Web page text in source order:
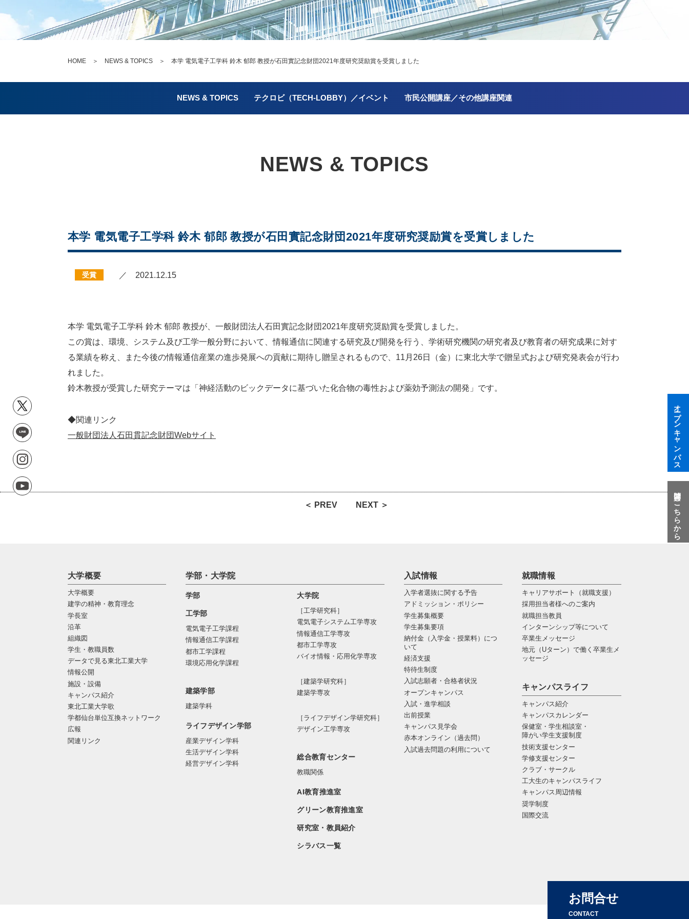
HOME ＞ NEWS & TOPICS ＞ 本学 電気電子工学科 鈴木 郁郎 教授が石田實記念財団2021年度研究奨励賞を受賞しました
NEWS & TOPICS テクロビ（TECH-LOBBY）／イベント 市民公開講座／その他講座関連
NEWS & TOPICS
本学 電気電子工学科 鈴木 郁郎 教授が石田實記念財団2021年度研究奨励賞を受賞しました
受賞 ／ 2021.12.15
本学 電気電子工学科 鈴木 郁郎 教授が、一般財団法人石田實記念財団2021年度研究奨励賞を受賞しました。
この賞は、環境、システム及び工学一般分野において、情報通信に関連する研究及び開発を行う、学術研究機関の研究者及び教育者の研究成果に対す
る業績を称え、また今後の情報通信産業の進歩発展への貢献に期待し贈呈されるもので、11月26日（金）に東北大学で贈呈式および研究発表会が行わ
れました。
鈴木教授が受賞した研究テーマは「神経活動のビックデータに基づいた化合物の毒性および薬効予測法の開発」です。
◆関連リンク
一般財団法人石田貫記念財団Webサイト
＜ PREV NEXT ＞
大学概要
大学概要
建学の精神・教育理念
学長室
沿革
組織図
学生・教職員数
データで見る東北工業大学
情報公開
施設・設備
キャンパス紹介
東北工業大学歌
学都仙台単位互換ネットワーク
広報
関連リンク
学部・大学院
学部
工学部
電気電子工学課程
情報通信工学課程
都市工学課程
環境応用化学課程
建築学部
建築学科
ライフデザイン学部
産業デザイン学科
生活デザイン学科
経営デザイン学科
大学院
［工学研究科］
電気電⼦システム⼯学専攻
情報通信⼯学専攻
都市⼯学専攻
バイオ情報・応⽤化学専攻
［建築学研究科］
建築学専攻
［ライフデザイン学研究科］
デザイン工学専攻
総合教育センター
教職関係
AI教育推進室
グリーン教育推進室
研究室・教員紹介
シラバス一覧
入試情報
入学者選抜に関する予告
アドミッション・ポリシー
学生募集概要
学生募集要項
納付金（入学金・授業料）につ
いて
経済支援
特待生制度
入試志願者・合格者状況
オープンキャンパス
入試・進学相談
出前授業
キャンパス見学会
赤本オンライン（過去問）
入試過去問題の利用について
就職情報
キャリアサポート（就職支援）
採用担当者様へのご案内
就職担当教員
インターンシップ等について
卒業生メッセージ
地元（Uターン）で働く卒業生メ
ッセージ
キャンパスライフ
キャンパス紹介
キャンパスカレンダー
保健室・学生相談室・
障がい学生支援制度
技術支援センター
学修支援センター
クラブ・サークル
工大生のキャンパスライフ
キャンパス周辺情報
奨学制度
国際交流
お問合せ
CONTACT
オープンキャンパス
質問はこちらから